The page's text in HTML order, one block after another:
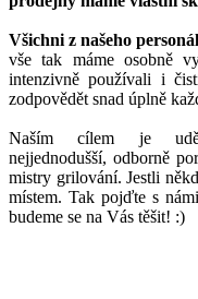
Všichni z našeho
vše tak máme osobně
intenzivně používali i
zodpovědět snad úplně
Naším cílem je
nejjednodušší, odborně
mistry grilování. Jestli
místem. Tak pojďte s
budeme se na Vás těšit! :)